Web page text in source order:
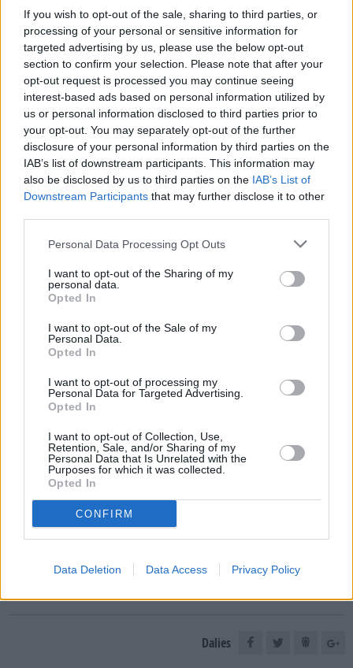
If you wish to opt-out of the sale, sharing to third parties, or
processing of your personal or sensitive information for
targeted advertising by us, please use the below opt-out
section to confirm your selection. Please note that after your
opt-out request is processed you may continue seeing
interest-based ads based on personal information utilized by
us or personal information disclosed to third parties prior to
your opt-out. You may separately opt-out of the further
disclosure of your personal information by third parties on the
IAB’s list of downstream participants. This information may
also be disclosed by us to third parties on the IAB’s List of
Downstream Participants that may further disclose it to other
Personal Data Processing Opt Outs
I want to opt-out of the Sharing of my
personal data.
Opted In
I want to opt-out of the Sale of my
Personal Data.
Opted In
I want to opt-out of processing my
Personal Data for Targeted Advertising.
Opted In
I want to opt-out of Collection, Use,
Retention, Sale, and/or Sharing of my
Personal Data that Is Unrelated with the
Purposes for which it was collected.
Opted In
CONFIRM
Data Deletion Data Access Privacy Policy
E-izdevums
Abonēšanas perioda sākums:
2026. gada septembris
Mēnešu skaits:
4 mēneši /5.89 Eur
Žurnālu izdevumu skaits var atšķirties, kā to nosaka Lietošanas
E-izdevumu arhīvs
MEKLĒT
SKATĪT ŽURNĀLA ARHĪVU
Dalies